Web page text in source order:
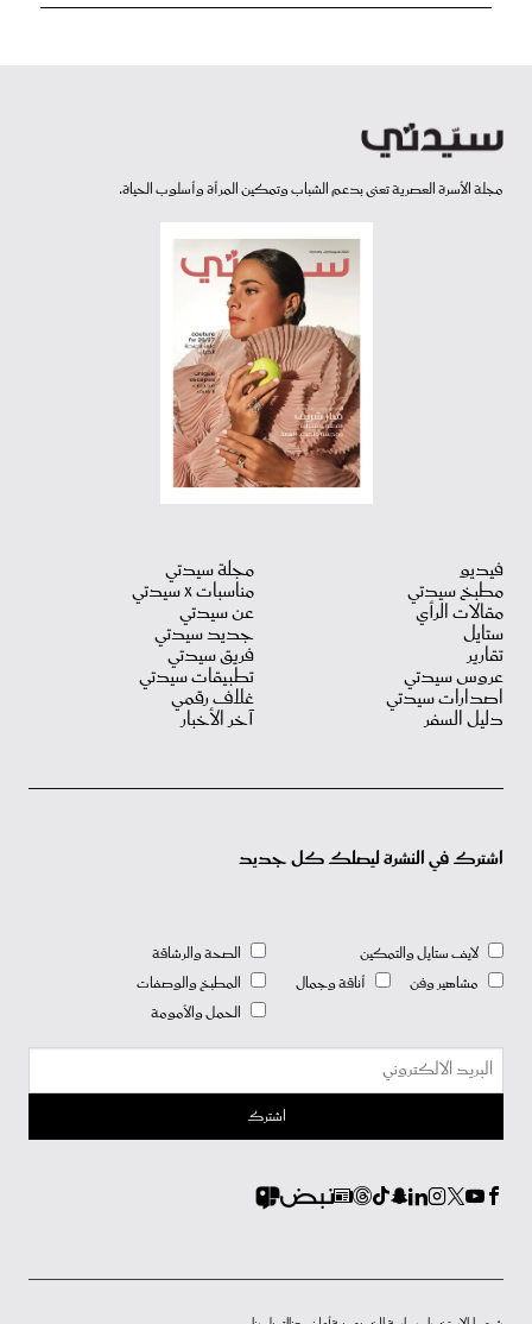
مجلة الأسرة العصرية تعنى بدعم الشباب وتمكين المرأة وأسلوب الحياة.
فيديو
مطبخ سيدتي
مقالات الرأي
ستايل
تقارير
عروس سيدتي
اصدارات سيدتي
دليل السفر
مجلة سيدتي
مناسبات X سيدتي
عن سيدتي
جديد سيدتي
فريق سيدتي
تطبيقات سيدتي
غلاف رقمي
آخر الأخبار
اشترك في النشرة ليصلك كل جديد
لايف ستايل والتمكين
مشاهير وفن
أناقة وجمال
الصحة والرشاقة
المطبخ والوصفات
الحمل والأمومة